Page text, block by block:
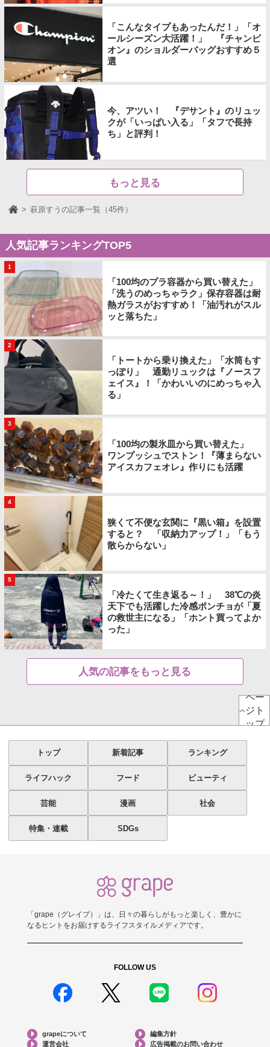
「こんなタイプもあったんだ！」「オ
ールシーズン大活躍！」 『チャンピ
オン』のショルダーバッグおすすめ５
選
今、アツい！ 『デサント』のリュッ
クが「いっぱい入る」「タフで長持
ち」と評判！
もっと見る
萩原すうの記事一覧（45件）
人気記事ランキングTOP5
1
「100均のプラ容器から買い替えた」
「洗うのめっちゃラク」保存容器は耐
熱ガラスがおすすめ！「油汚れがスル
ッと落ちた」
2
「トートから乗り換えた」「水筒もす
っぽり」 通勤リュックは『ノースフ
ェイス』！「かわいいのにめっちゃ入
る」
3
「100均の製氷皿から買い替えた」
ワンプッシュでストン！『薄まらない
アイスカフェオレ』作りにも活躍
4
狭くて不便な玄関に『黒い箱』を設置
すると？ 「収納力アップ！」「もう
散らからない」
5
「冷たくて生き返る～！」 38℃の炎
天下でも活躍した冷感ポンチョが「夏
の救世主になる」「ホント買ってよか
った」
人気の記事をもっと見る
ペー
ジト
ップ
トップ 新着記事 ランキング
ライフハック フード ビューティ
芸能 漫画 社会
特集・連載 SDGs
「grape（グレイプ）」は、日々の暮らしがもっと楽しく、豊かに
なるヒントをお届けするライフスタイルメディアです。
FOLLOW US
grapeについて
編集方針
運営会社
広告掲載のお問い合わせ